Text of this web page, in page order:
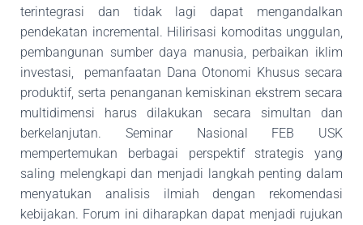
terintegrasi dan tidak lagi dapat mengandalkan
pendekatan incremental. Hilirisasi komoditas unggulan,
pembangunan sumber daya manusia, perbaikan iklim
investasi,
pemanfaatan Dana Otonomi Khusus secara
produktif, serta penanganan kemiskinan ekstrem secara
multidimensi harus dilakukan secara simultan dan
berkelanjutan. Seminar Nasional FEB
USK
mempertemukan berbagai perspektif strategis yang
saling melengkapi dan menjadi langkah penting dalam
menyatukan analisis ilmiah dengan rekomendasi
kebijakan. Forum ini diharapkan dapat menjadi rujukan